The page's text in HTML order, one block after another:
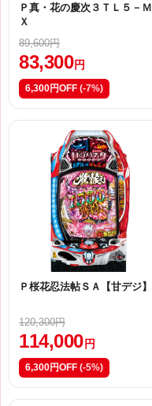
Ｐ真・花の慶次３ＴＬ５－Ｍ
Ｘ
89,600円
83,300 円
6,300円OFF (-7%)
Ｐ桜花忍法帖ＳＡ【甘デジ】
120,300円
114,000 円
6,300円OFF (-5%)